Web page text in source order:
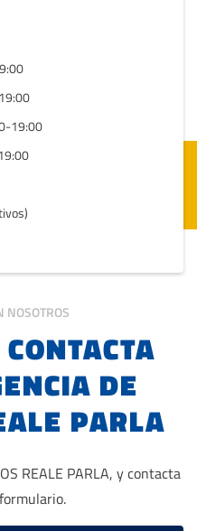
19:00
NOSOTROS
DE
PARLA
REALE PARLA, y contacta